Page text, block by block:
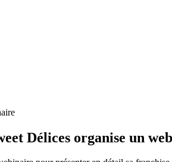
Délices organise un